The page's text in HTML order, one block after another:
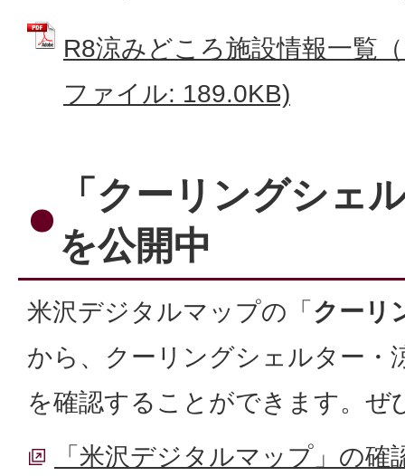
R8涼みどころ施設情報一覧
ファイル: 189.0KB)
「クーリングシェ
を公開中
米沢デジタルマップの「 クーリ
から、クーリングシェルター・
を確認することができます。ぜ
「米沢デジタルマップ」の確